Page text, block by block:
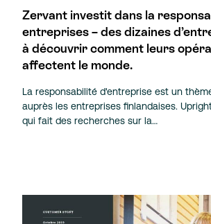
Zervant investit dans la
entreprises – des dizaines
à découvrir comment leurs
affectent le monde.
La responsabilité d'entreprise est un
auprès les entreprises finlandaises.
qui fait des recherches sur la…